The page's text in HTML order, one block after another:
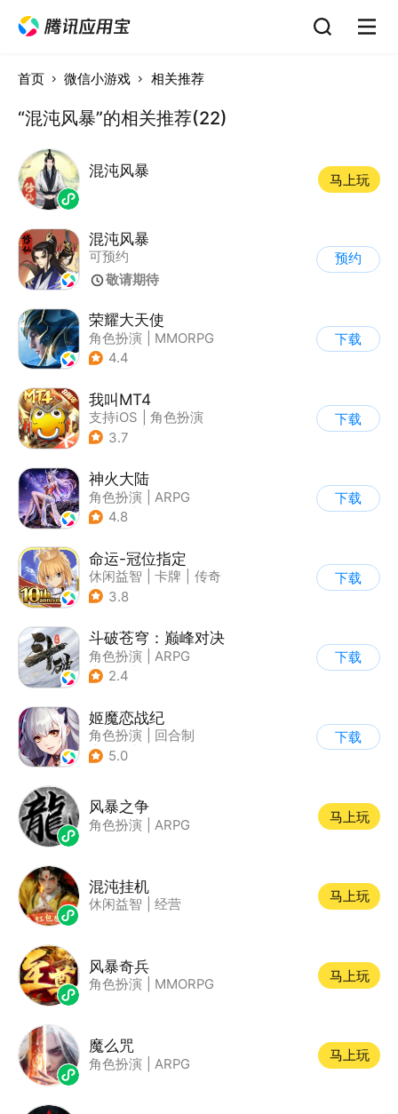
首页 微信小游戏 相关推荐
“混沌风暴”的相关推荐(22)
混沌风暴
马上玩
混沌风暴
可预约
敬请期待
预约
荣耀大天使
角色扮演
MMORPG
| 奇幻
4.4
下载
我叫MT4
支持iOS
角色扮演
| ARPG
3.7
下载
神火大陆
角色扮演
ARPG
| 奇幻
4.8
下载
命运-冠位指定
休闲益智 卡牌
传奇
| 命运
3.8
下载
斗破苍穹：巅峰对决
角色扮演
ARPG
| 奇幻
2.4
下载
姬魔恋战纪
角色扮演
回合制
| 恋爱
5.0
下载
风暴之争
角色扮演 ARPG
马上玩
混沌挂机
休闲益智 经营
马上玩
风暴奇兵
角色扮演 MMORPG
马上玩
魔么咒
角色扮演 ARPG
马上玩